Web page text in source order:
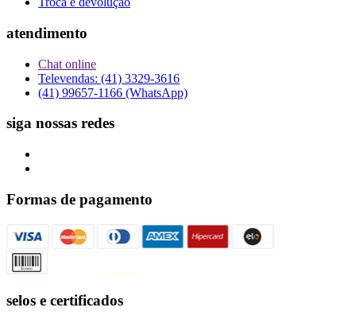
atendimento
Chat online
Televendas: (41) 3329-3616
(41) 99657-1166 (WhatsApp)
siga nossas redes
Formas de pagamento
selos e certificados